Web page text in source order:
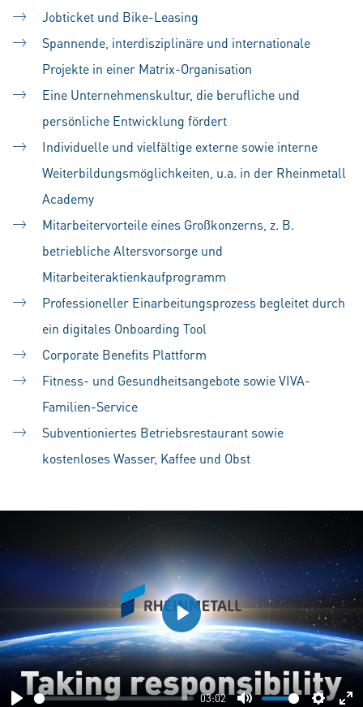
Jobticket und Bike-Leasing
Spannende, interdisziplinäre und internationale
Projekte in einer Matrix-Organisation
Eine Unternehmenskultur, die berufliche und
persönliche Entwicklung fördert
Individuelle und vielfältige externe sowie interne
Weiterbildungsmöglichkeiten, u.a. in der Rheinmetall
Academy
Mitarbeitervorteile eines Großkonzerns, z. B.
betriebliche Altersvorsorge und
Mitarbeiteraktienkaufprogramm
Professioneller Einarbeitungsprozess begleitet durch
ein digitales Onboarding Tool
Corporate Benefits Plattform
Fitness- und Gesundheitsangebote sowie VIVA-
Familien-Service
Subventioniertes Betriebsrestaurant sowie
kostenloses Wasser, Kaffee und Obst
03:02
Play